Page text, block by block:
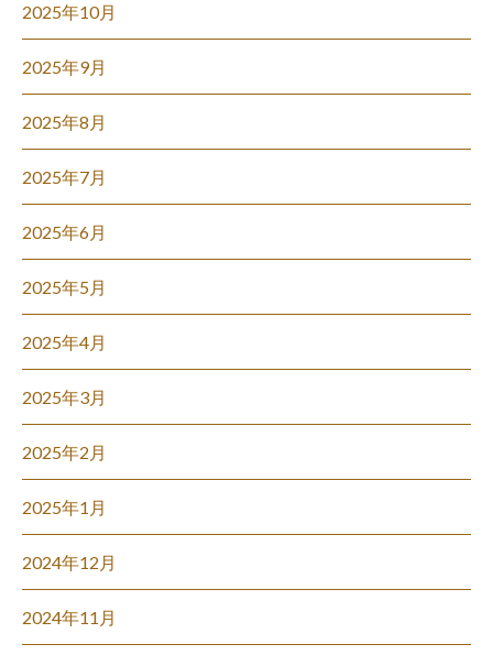
2025年10月
2025年9月
2025年8月
2025年7月
2025年6月
2025年5月
2025年4月
2025年3月
2025年2月
2025年1月
2024年12月
2024年11月